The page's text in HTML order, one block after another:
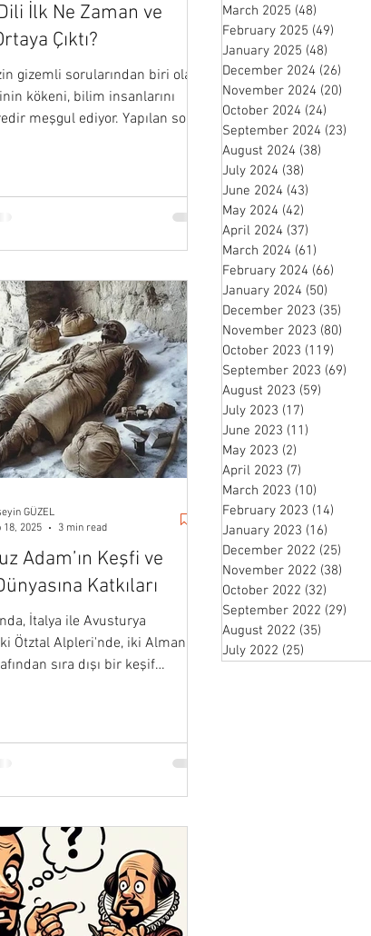
İlk Ne Zaman ve
Çıktı?
gizemli sorularından biri olan
kökeni, bilim insanlarını
meşgul ediyor. Yapılan son
Adam’ın Keşfi ve
Katkıları
İtalya ile Avusturya
Ötztal Alpleri'nde, iki Alman
sıra dışı bir keşif
GÜZEL
18, 2025
3 min read
March 2025 (48)
February 2025 (49)
January 2025 (48)
December 2024 (26)
November 2024 (20)
October 2024 (24)
September 2024 (23)
August 2024 (38)
July 2024 (38)
June 2024 (43)
May 2024 (42)
April 2024 (37)
March 2024 (61)
February 2024 (66)
January 2024 (50)
December 2023 (35)
November 2023 (80)
October 2023 (119)
September 2023 (69)
August 2023 (59)
July 2023 (17)
June 2023 (11)
May 2023 (2)
April 2023 (7)
March 2023 (10)
February 2023 (14)
January 2023 (16)
December 2022 (25)
November 2022 (38)
October 2022 (32)
September 2022 (29)
August 2022 (35)
July 2022 (25)